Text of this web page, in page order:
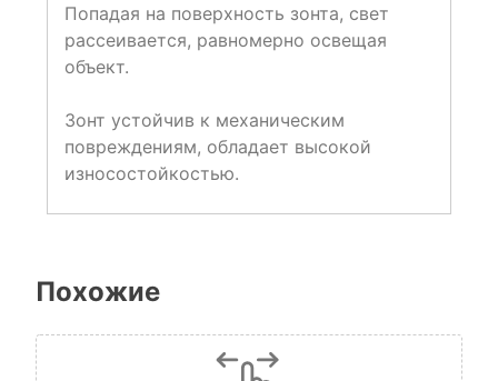
Попадая на поверхность зонта, свет
рассеивается, равномерно освещая
объект.
Зонт устойчив к механическим
повреждениям, обладает высокой
износостойкостью.
Похожие